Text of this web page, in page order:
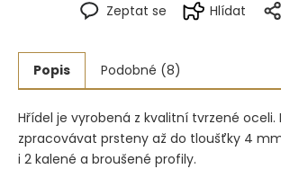
Zeptat se Hlídat
Popis Podobné (8)
Hřídel je vyrobená z kvalitní tvrzené oceli.
zpracovávat prsteny až do tloušťky 4
i 2 kalené a broušené profily.